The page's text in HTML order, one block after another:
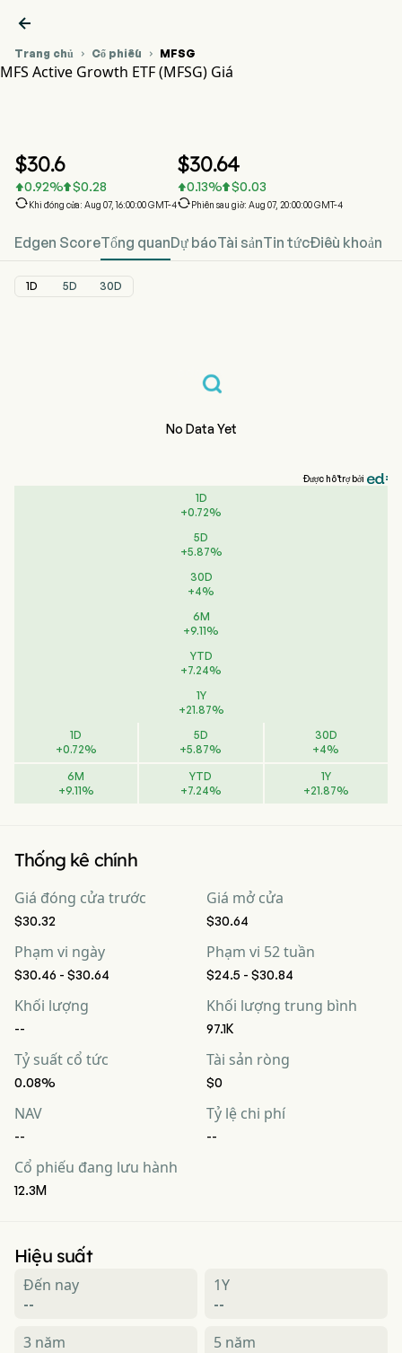

Trang chủ  Cổ phiếu  MFSG
MFS Active Growth ETF (MFSG) Giá
$30.6
0.92% $0.28
Khi đóng cửa: Aug 07, 16:00:00 GMT-4
$30.64
0.13% $0.03
Phiên sau giờ: Aug 07, 20:00:00 GMT-4
Edgen ScoreTổng quanDự báoTài sảnTin tứcĐiều khoản
1D 5D 30D
No Data Yet
Được hỗ trợ bởi
1D
+0.72%
5D
+5.87%
30D
+4%
6M
+9.11%
YTD
+7.24%
1Y
+21.87%
1D
+0.72%
5D
+5.87%
30D
+4%
6M
+9.11%
YTD
+7.24%
1Y
+21.87%
Thống kê chính
Giá đóng cửa trước
$30.32
Giá mở cửa
$30.64
Phạm vi ngày
$30.46 - $30.64
Phạm vi 52 tuần
$24.5 - $30.84
Khối lượng
--
Khối lượng trung bình
97.1K
Tỷ suất cổ tức
0.08%
Tài sản ròng
$0
NAV
--
Tỷ lệ chi phí
--
Cổ phiếu đang lưu hành
12.3M
Hiệu suất
Đến nay
--
1Y
--
3 năm 5 năm